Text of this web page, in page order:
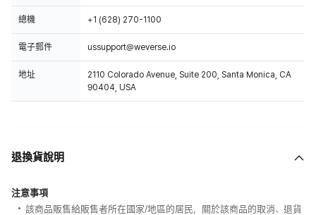
總機 +1 (628) 270-1100
電子郵件 ussupport@weverse.io
地址
2110 Colorado Avenue, Suite 200, Santa Monica, CA
90404, USA
退換貨說明
注意事項
該商品販售給販售者所在國家/地區的居民，關於該商品的取消、退貨